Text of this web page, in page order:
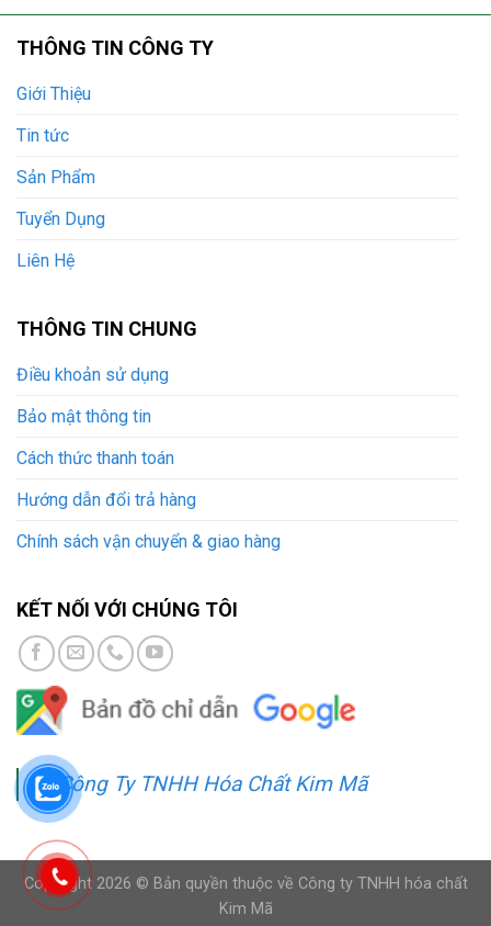
THÔNG TIN CÔNG TY
Giới Thiệu
Tin tức
Sản Phẩm
Tuyển Dụng
Liên Hệ
THÔNG TIN CHUNG
Điều khoản sử dụng
Bảo mật thông tin
Cách thức thanh toán
Hướng dẫn đổi trả hàng
Chính sách vận chuyển & giao hàng
KẾT NỐI VỚI CHÚNG TÔI
Công Ty TNHH Hóa Chất Kim Mã
Copyright 2026 © Bản quyền thuộc về Công ty TNHH hóa chất
Kim Mã